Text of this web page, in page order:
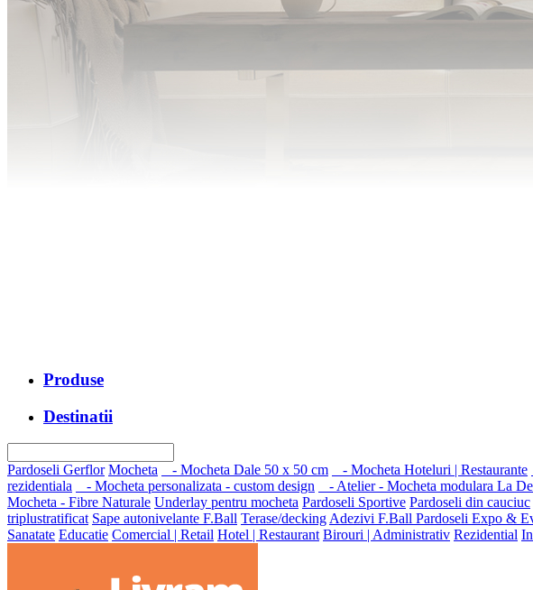
Produse
Destinatii
Pardoseli Gerflor Mocheta - Mocheta Dale 50 x 50 cm - Mocheta Hoteluri | Restaurante
rezidentiala
- Mocheta personalizata - custom design - Atelier - Mocheta modulara La
Mocheta - Fibre Naturale Underlay pentru mocheta Pardoseli Sportive Pardoseli din cauciuc
triplustratificat Sape autonivelante F.Ball Terase/deckingAdezivi F.Ball Pardoseli Expo &
Sanatate Educatie Comercial | Retail Hotel | Restaurant Birouri | Administrativ Rezidential